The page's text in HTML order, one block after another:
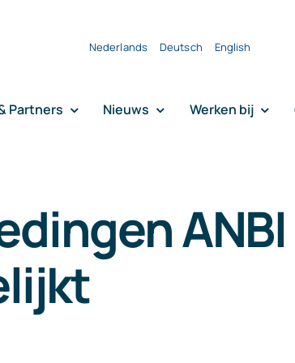
Nederlands Deutsch English
Partners Nieuws Werken bij
ANBI